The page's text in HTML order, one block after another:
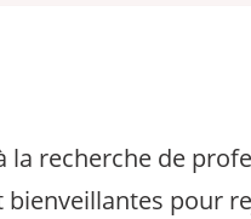
recherche de
pour